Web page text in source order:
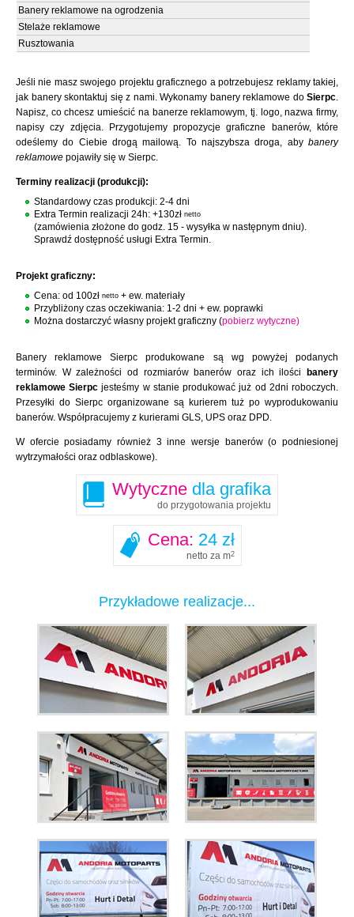
Banery reklamowe na ogrodzenia
Stelaże reklamowe
Rusztowania
Jeśli nie masz swojego projektu graficznego a potrzebujesz reklamy takiej,
jak banery skontaktuj się z nami. Wykonamy banery reklamowe do Sierpc.
Napisz, co chcesz umieścić na banerze reklamowym, tj. logo, nazwa firmy,
napisy czy zdjęcia. Przygotujemy propozycje graficzne banerów, które
odeślemy do Ciebie drogą mailową. To najszybsza droga, aby banery
reklamowe pojawiły się w Sierpc.
Terminy realizacji (produkcji):
Standardowy czas produkcji: 2-4 dni
Extra Termin realizacji 24h: +130zł netto
(zamówienia złożone do godz. 15 - wysyłka w następnym dniu).
Sprawdź dostępność usługi Extra Termin.
Projekt graficzny:
Cena: od 100zł netto + ew. materiały
Przybliżony czas oczekiwania: 1-2 dni + ew. poprawki
Można dostarczyć własny projekt graficzny (pobierz wytyczne)
Banery reklamowe Sierpc produkowane są wg powyżej podanych
terminów. W zależności od rozmiarów banerów oraz ich ilości
banery
reklamowe Sierpc jesteśmy w stanie produkować już od 2dni roboczych.
Przesyłki do Sierpc organizowane są kurierem tuż po wyprodukowaniu
banerów. Współpracujemy z kurierami GLS, UPS oraz DPD.
W ofercie posiadamy również 3 inne wersje banerów (o podniesionej
wytrzymałości oraz odblaskowe).
Wytyczne dla grafika
do przygotowania projektu
Cena: 24 zł
netto za m2
Przykładowe realizacje...